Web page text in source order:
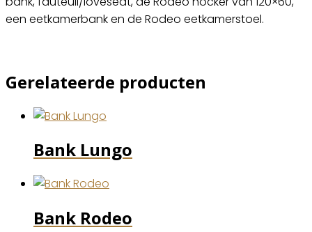
een eetkamerbank en de Rodeo eetkamerstoel.
Gerelateerde producten
Bank Lungo
Bank Rodeo